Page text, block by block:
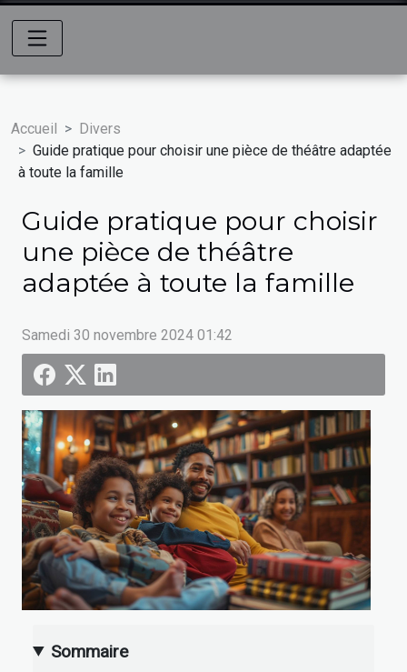
Accueil
Divers
Guide pratique pour choisir une pièce de théâtre adaptée
à toute la famille
Guide pratique pour choisir
une pièce de théâtre
adaptée à toute la famille
Samedi 30 novembre 2024 01:42
Sommaire